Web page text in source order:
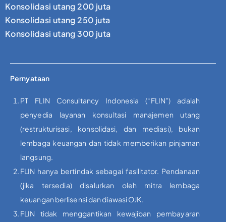
Konsolidasi utang 200 juta
Konsolidasi utang 250 juta
Konsolidasi utang 300 juta
Pernyataan
PT FLIN Consultancy Indonesia (“FLIN”) adalah
penyedia layanan konsultasi manajemen utang
(restrukturisasi, konsolidasi, dan mediasi), bukan
lembaga keuangan dan tidak memberikan pinjaman
langsung.
FLIN hanya bertindak sebagai fasilitator. Pendanaan
(jika tersedia) disalurkan oleh mitra lembaga
keuangan berlisensi dan diawasi OJK.
FLIN tidak menggantikan kewajiban pembayaran